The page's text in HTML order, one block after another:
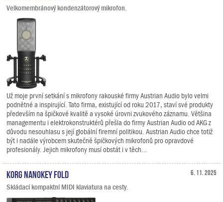
Velkomembránový kondenzátorový mikrofon.
Už moje první setkání s mikrofony rakouské firmy Austrian Audio bylo velmi
podnětné a inspirující. Tato firma, existující od roku 2017, staví své produkty
především na špičkové kvalitě a vysoké úrovni zvukového záznamu. Většina
managementu i elektrokonstruktérů přešla do firmy Austrian Audio od AKG z
důvodu nesouhlasu s její globální firemní politikou. Austrian Audio chce totiž
být i nadále výrobcem skutečně špičkových mikrofonů pro opravdové
profesionály. Jejich mikrofony musí obstát i v těch...
6. 11. 2025
KORG nanoKEY Fold
Skládací kompaktní MIDI klaviatura na cesty.